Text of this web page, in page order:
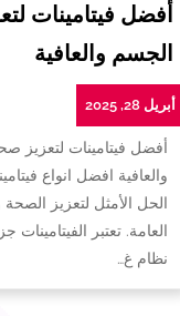
أفضل فيتامينات
الجسم والعافية
أبريل 28, 2025
أفضل فيتامينات لتعزيز
والعافية افضل انواع
الحل الأمثل لتعزيز الصحة
العامة. تعتبر الفيتامينات
نظام غ…